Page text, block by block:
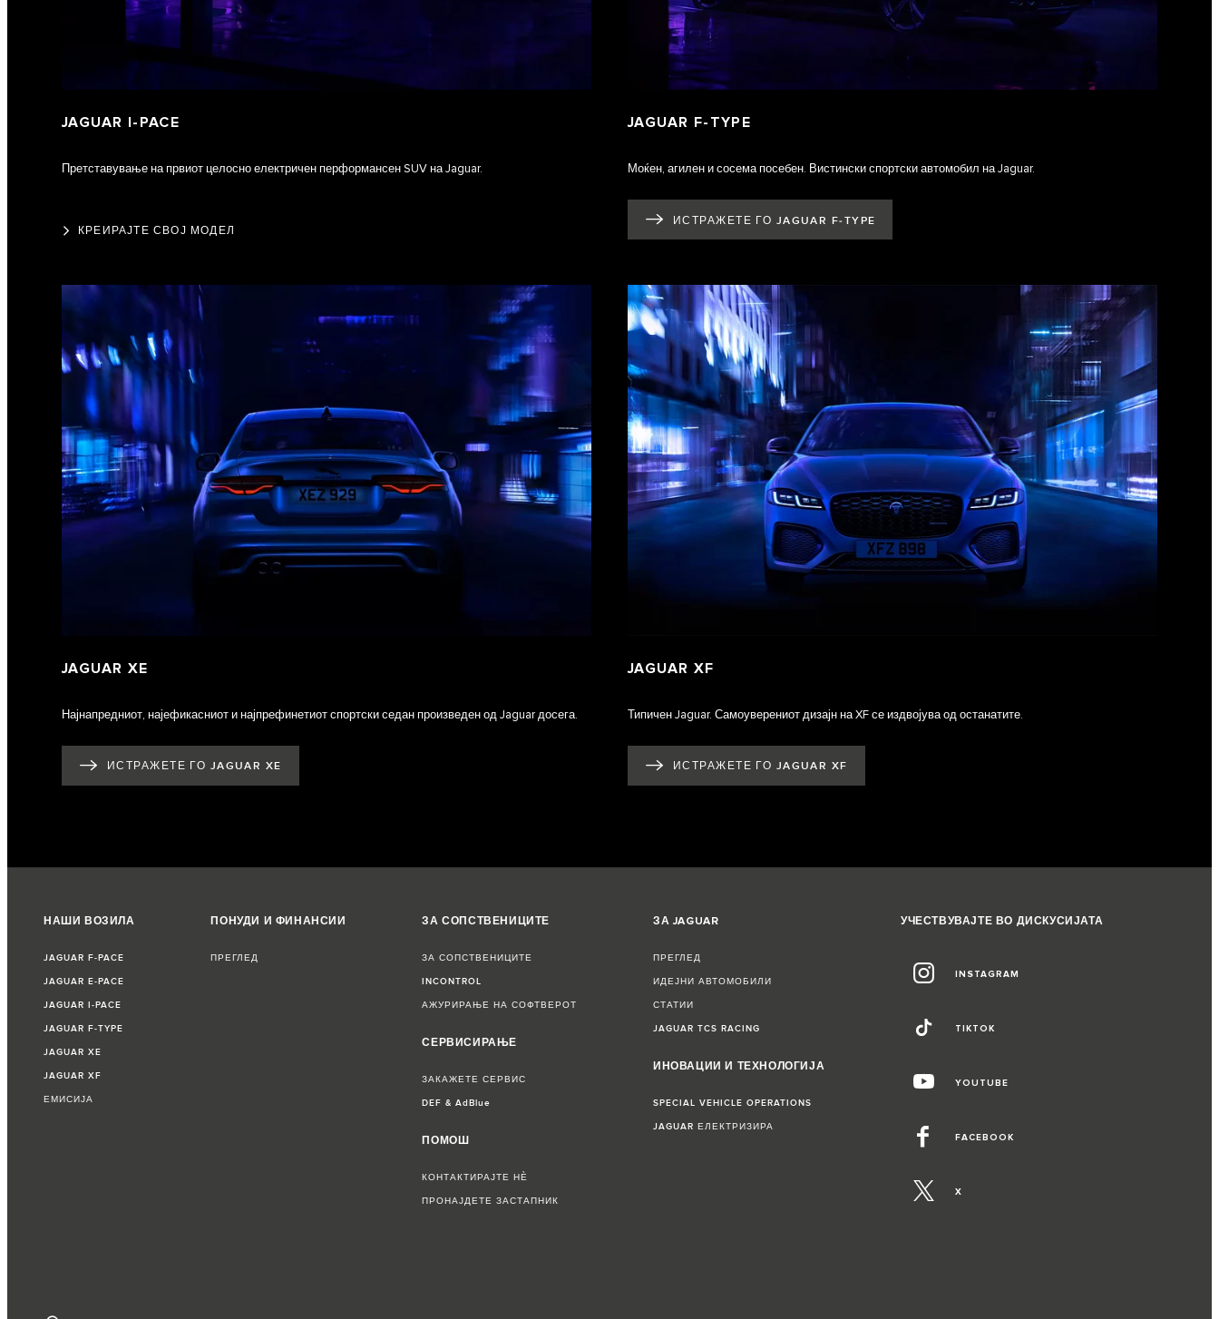
JAGUAR I‑PACE
Претставување на првиот целосно електричен перформансен SUV на Jaguar.
КРЕИРАЈТЕ СВОЈ МОДЕЛ
JAGUAR F‑TYPE
Моќен, агилен и сосема посебен. Вистински спортски автомобил на Jaguar.
ИСТРАЖЕТЕ ГО JAGUAR F‑TYPE
JAGUAR XE
Најнапредниот, најефикасниот и најпрефинетиот спортски седан произведен од Jaguar досега.
ИСТРАЖЕТЕ ГО JAGUAR XE
JAGUAR XF
Типичен Jaguar. Самоуверениот дизајн на XF се издвојува од останатите.
ИСТРАЖЕТЕ ГО JAGUAR XF
НАШИ ВОЗИЛА
JAGUAR F‑PACE
JAGUAR E‑PACE
JAGUAR I‑PACE
JAGUAR F‑TYPE
JAGUAR XE
JAGUAR XF
ЕМИСИЈА
ПОНУДИ И ФИНАНСИИ
ПРЕГЛЕД
ЗА СОПСТВЕНИЦИТЕ
ЗА СОПСТВЕНИЦИТЕ
INCONTROL
АЖУРИРАЊЕ НА СОФТВЕРОТ
СЕРВИСИРАЊЕ
ЗАКАЖЕТЕ СЕРВИС
DEF & AdBlue
ПОМОШ
КОНТАКТИРАЈТЕ НЀ
ПРОНАЈДЕТЕ ЗАСТАПНИК
ЗА JAGUAR
ПРЕГЛЕД
ИДЕЈНИ АВТОМОБИЛИ
СТАТИИ
JAGUAR TCS RACING
ИНОВАЦИИ И ТЕХНОЛОГИЈА
SPECIAL VEHICLE OPERATIONS
JAGUAR ЕЛЕКТРИЗИРА
УЧЕСТВУВАЈТЕ ВО ДИСКУСИЈАТА
INSTAGRAM
TIKTOK
YOUTUBE
FACEBOOK
X